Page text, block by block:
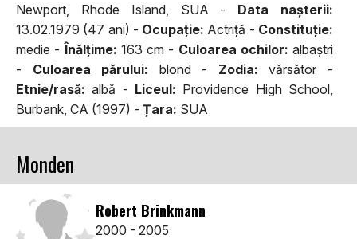
Newport, Rhode Island, SUA - Data naşterii:
13.02.1979 (47 ani) - Ocupaţie: Actriță - Constituţie:
medie -Înălţime: 163 cm - Culoarea ochilor: albaștri
- Culoarea părului: blond - Zodia: vărsător -
Etnie/rasă: albă - Liceul: Providence High School,
Burbank, CA (1997) - Țara: SUA
Monden
Robert Brinkmann
2000 - 2005